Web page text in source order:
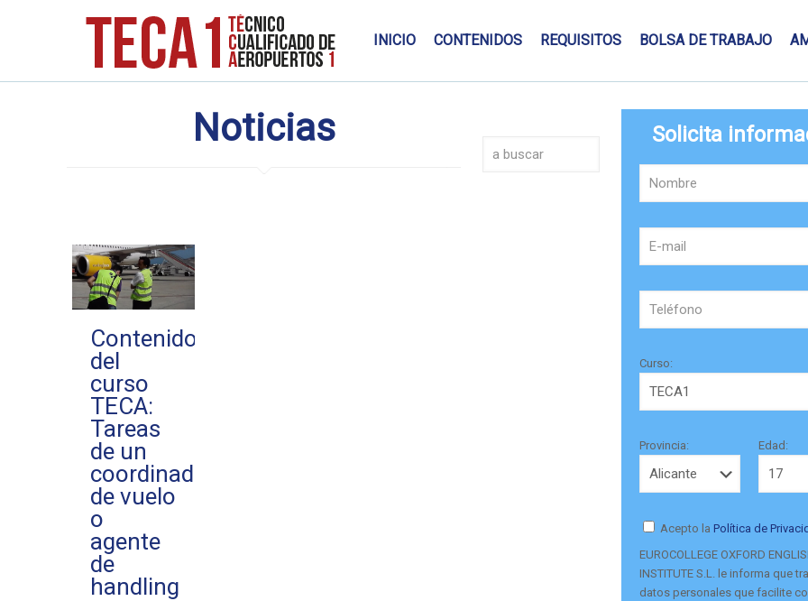
INICIO CONTENIDOS REQUISITOS BOLSA DE TRABAJO
Noticias
Contenido
del
curso
TECA:
Tareas
de un
coordinador
de vuelo
o
agente
de
handling
Solicita
Curso:
Provincia: Edad:
Acepto la Política de
EUROCOLLEGE OXFORD
INSTITUTE S.L. le informa que
datos personales que facilite